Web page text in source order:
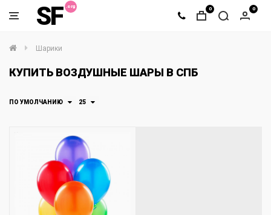
SF 0 0
Шарики
КУПИТЬ ВОЗДУШНЫЕ ШАРЫ В СПБ
ПО УМОЛЧАНИЮ 25